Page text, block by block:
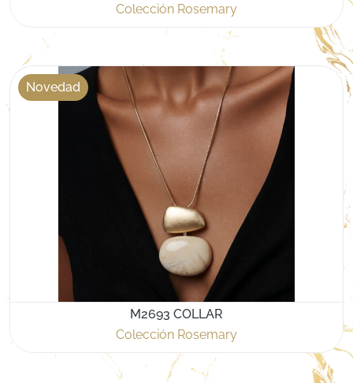
Colección Rosemary
Novedad
M2693 COLLAR
Colección Rosemary